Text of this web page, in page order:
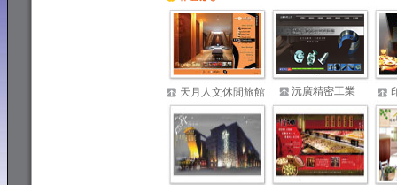
天月人文休閒旅館 沅廣精密工業